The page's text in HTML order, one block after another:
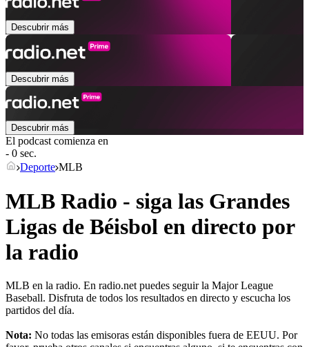
Descubrir más
Descubrir más
Descubrir más
El podcast comienza en
- 0 sec.
Deporte MLB
MLB Radio - siga las Grandes
Ligas de Béisbol en directo por
la radio
MLB en la radio. En radio.net puedes seguir la Major League
Baseball. Disfruta de todos los resultados en directo y escucha los
partidos del día.
Nota: No todas las emisoras están disponibles fuera de EEUU. Por